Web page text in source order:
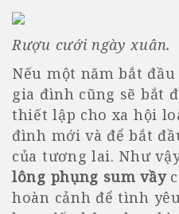
Rượu cưới ngày xuân.
Nếu một năm bắt
gia đình cũng sẽ bắt
thiết lập cho xa hội
đình mới và để bắt
của tương lai. Như
lông phụng sum vầy
hoàn cảnh để tình